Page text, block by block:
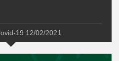
19 12/02/2021